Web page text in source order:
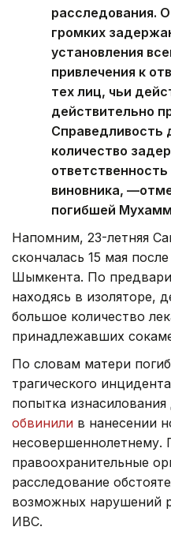
расследования.
громких
установления
привлечения к
тех лиц, чьи
действительно
Справедливость
количество
виновника,
погибшей
Напомним, 23-летняя
скончалась 15 мая
Шымкента. По
находясь в изоляторе,
большое количество
принадлежавших
По словам матери
трагического
попытка
обвинили в нанесении
несовершеннолетнему.
правоохранительные
расследование
возможных нарушений
ИВС.